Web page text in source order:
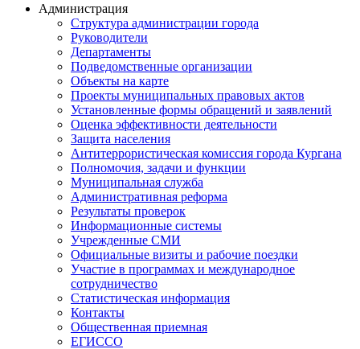
Администрация
Структура администрации города
Руководители
Департаменты
Подведомственные организации
Объекты на карте
Проекты муниципальных правовых актов
Установленные формы обращений и заявлений
Оценка эффективности деятельности
Защита населения
Антитеррористическая комиссия города Кургана
Полномочия, задачи и функции
Муниципальная служба
Административная реформа
Результаты проверок
Информационные системы
Учрежденные СМИ
Официальные визиты и рабочие поездки
Участие в программах и международное
сотрудничество
Статистическая информация
Контакты
Общественная приемная
ЕГИССО